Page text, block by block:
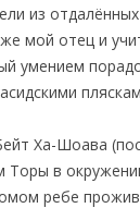
из
мой отец и
умением
Ха-Шоава
Торы в
ребе